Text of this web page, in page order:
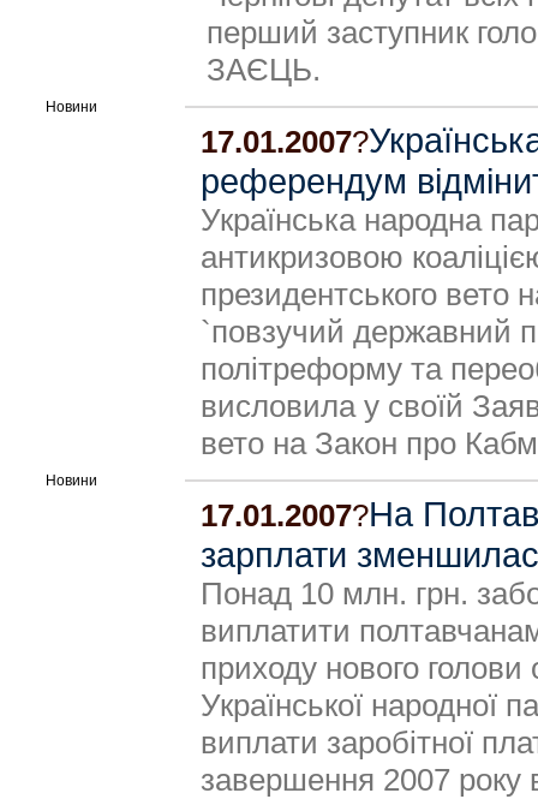
перший заступник
ЗАЄЦЬ.
Новини
17.01.2007?
референдум
Українська народна
антикризовою
президентського вето
`повзучий державний
політреформу та
висловила у своїй
вето на Закон про
Новини
17.01.2007?На
зарплати
Понад 10 млн. грн.
виплатити
приходу нового голови
Української народної
виплати заробітної
завершення 2007 року